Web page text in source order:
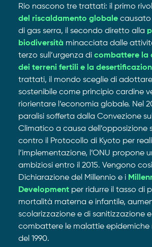
Rio nascono tre trattati: il primo
del riscaldamento globalecausato
di gas serra, il secondo diretto alla
biodiversità minacciata dalle
terzo sull’urgenza di combattere la
dei terreni fertili e la
trattati, il mondo sceglie di
sostenibile come principio cardine
riorientare l’economia globale. Nel
paralisi sofferta dalla Convezione
Climatico a causa dell’opposizione
contro il Protocollo di Kyoto per
l’implementazione, l’ONU propone
ambiziosi entro il 2015. Vengono
Dichiarazione del Millennio e i
Developmentper ridurre il tasso di
mortalità materna e infantile,
scolarizzazione e di sanitizzazione
combattere le malattie epidemiche
del 1990.